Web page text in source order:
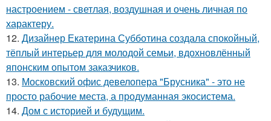
настроением - светлая, воздушная и очень личная по
характеру.
12. Дизайнер Екатерина Субботина создала спокойный,
тёплый интерьер для молодой семьи, вдохновлённый
японским опытом заказчиков.
13. Московский офис девелопера "Брусника" - это не
просто рабочие места, а продуманная экосистема.
14. Дом с историей и будущим.